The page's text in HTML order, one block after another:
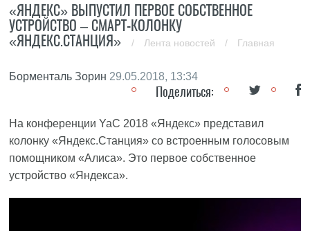
«ЯНДЕКС» ВЫПУСТИЛ ПЕРВОЕ СОБСТВЕННОЕ
УСТРОЙСТВО – СМАРТ-КОЛОНКУ
«ЯНДЕКС.СТАНЦИЯ»
/ Лента новостей / Главная
Борменталь Зорин 29.05.2018, 13:34
Поделиться:
На конференции YaC 2018 «Яндекс» представил
колонку «Яндекс.Станция» со встроенным голосовым
помощником «Алиса». Это первое собственное
устройство «Яндекса».